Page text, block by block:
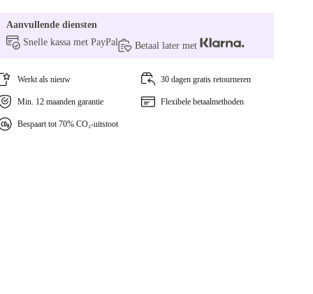
Aanvullende diensten
Snelle kassa met PayPal
Betaal later met
Werkt als nieuw 30 dagen gratis retourneren
Min. 12 maanden garantie Flexibele betaalmethoden
Bespaart tot 70% CO₂-uitstoot